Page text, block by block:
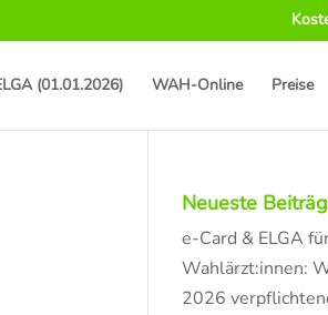
(01.01.2026) WAH-Online Preise
Neueste
e-Card & ELGA
Wahlärzt:innen:
2026